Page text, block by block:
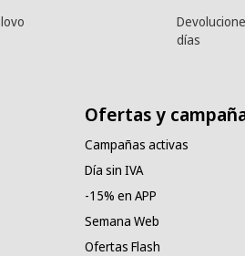
días
Ofertas y
Campañas activas
Día sin IVA
-15% en APP
Semana Web
Ofertas Flash